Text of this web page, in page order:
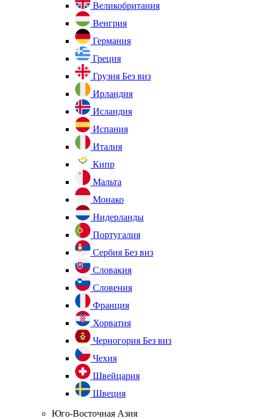
Великобритания
Венгрия
Германия
Греция
Грузия Без виз
Ирландия
Исландия
Испания
Италия
Кипр
Мальта
Монако
Нидерланды
Португалия
Сербия Без виз
Словакия
Словения
Франция
Хорватия
Черногория Без виз
Чехия
Швейцария
Швеция
Юго-Восточная Азия